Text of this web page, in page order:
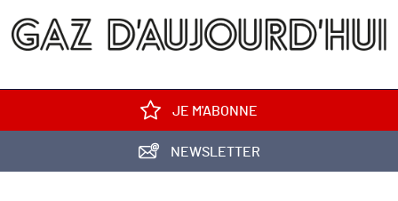
JE M'ABONNE
NEWSLETTER